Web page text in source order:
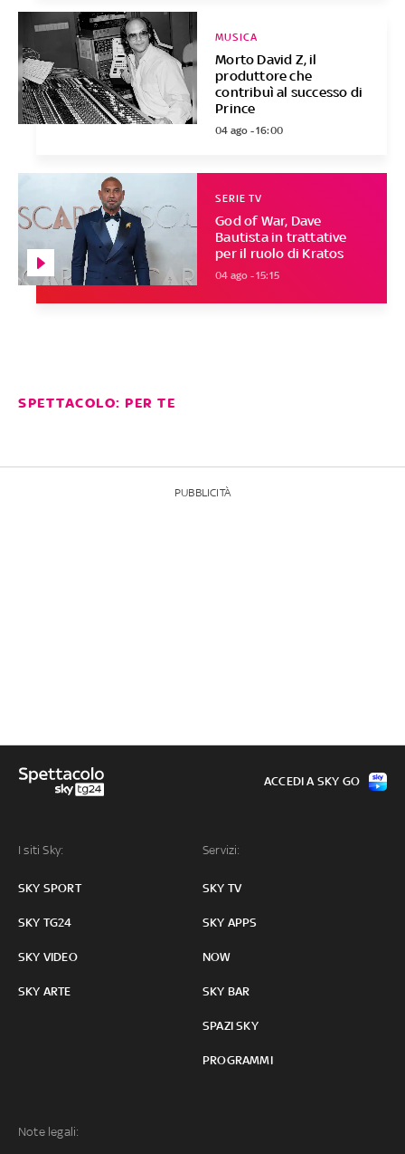
Morto David Z, il
produttore che
contribuì al successo di
Prince
MUSICA
04 ago - 16:00
God of War, Dave
Bautista in trattative
per il ruolo di Kratos
SERIE TV
04 ago - 15:15
SPETTACOLO: PER TE
PUBBLICITÀ
I siti Sky:
SKY SPORT
SKY TG24
SKY VIDEO
SKY ARTE
Servizi:
SKY TV
SKY APPS
NOW
SKY BAR
SPAZI SKY
PROGRAMMI
Note legali:
ACCEDI A SKY GO